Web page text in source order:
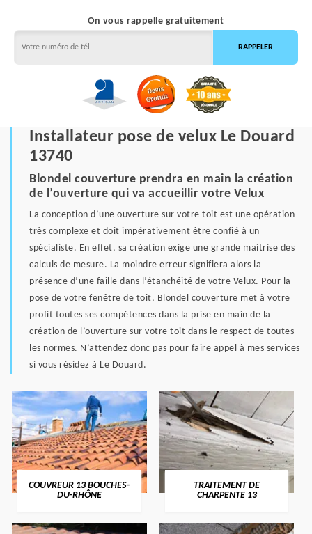
On vous rappelle gratuitement
Installateur pose de velux Le Douard
13740
Blondel couverture prendra en main la création
de l’ouverture qui va accueillir votre Velux
La conception d’une ouverture sur votre toit est une opération
très complexe et doit impérativement être confié à un
spécialiste. En effet, sa création exige une grande maitrise des
calculs de mesure. La moindre erreur signifiera alors la
présence d’une faille dans l’étanchéité de votre Velux. Pour la
pose de votre fenêtre de toit, Blondel couverture met à votre
profit toutes ses compétences dans la prise en main de la
création de l’ouverture sur votre toit dans le respect de toutes
les normes. N’attendez donc pas pour faire appel à mes services
si vous résidez à Le Douard.
COUVREUR 13 BOUCHES-
DU-RHÔNE
TRAITEMENT DE
CHARPENTE 13